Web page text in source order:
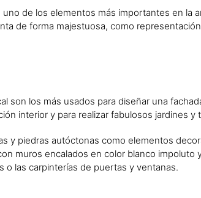
uno de los elementos más importantes en la
de forma majestuosa, como
son los más usados para diseñar una
interior y para realizar fabulosos jardines y
y piedras autóctonas como elementos
muros encalados en color blanco impoluto
o las carpinterías de puertas y ventanas.